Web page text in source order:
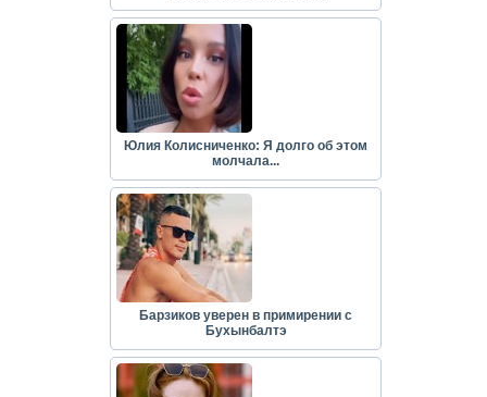
Юлия Колисниченко: Я долго об этом
молчала...
Барзиков уверен в примирении с
Бухынбалтэ